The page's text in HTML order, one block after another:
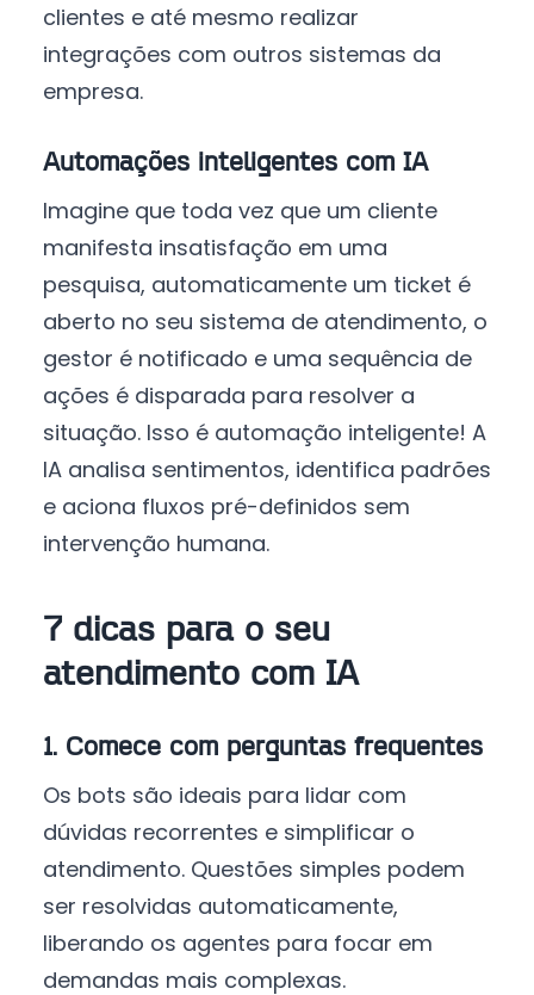
clientes e até mesmo realizar
integrações com outros sistemas da
empresa.
Automações inteligentes com IA
Imagine que toda vez que um cliente
manifesta insatisfação em uma
pesquisa, automaticamente um ticket é
aberto no seu sistema de atendimento, o
gestor é notificado e uma sequência de
ações é disparada para resolver a
situação. Isso é automação inteligente! A
IA analisa sentimentos, identifica padrões
e aciona fluxos pré-definidos sem
intervenção humana.
7 dicas para o seu
atendimento com IA
1. Comece com perguntas frequentes
Os bots são ideais para lidar com
dúvidas recorrentes e simplificar o
atendimento. Questões simples podem
ser resolvidas automaticamente,
liberando os agentes para focar em
demandas mais complexas.